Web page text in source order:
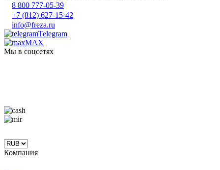
8 800 777-05-39
+7 (812) 627-15-42
info@freza.ru
Telegram
MAX
Мы в соцсетях
Компания